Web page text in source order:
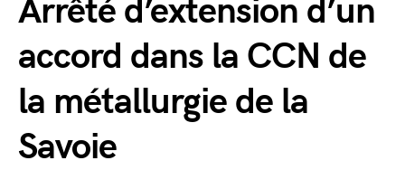
Arrêté d’extension d’un
accord dans la CCN de
la métallurgie de la
Savoie